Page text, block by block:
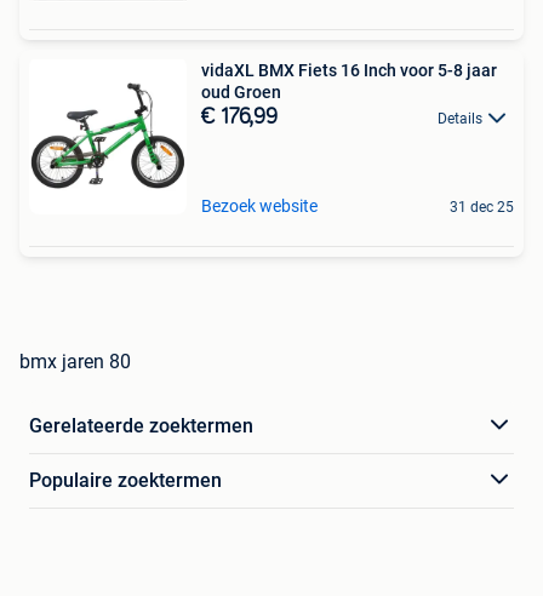
vidaXL BMX Fiets 16 Inch voor 5-8 jaar
oud Groen
€ 176,99 Details
Bezoek website 31 dec 25
bmx jaren 80
Gerelateerde zoektermen
Populaire zoektermen